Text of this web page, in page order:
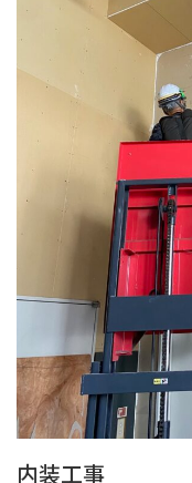
内装工事